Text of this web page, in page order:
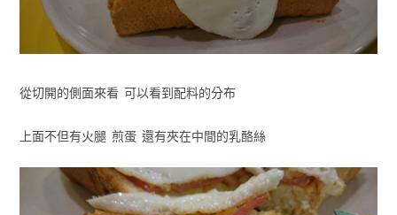
從切開的側面來看 可以看到配料的分布
上面不但有火腿 煎蛋 還有夾在中間的乳酪絲